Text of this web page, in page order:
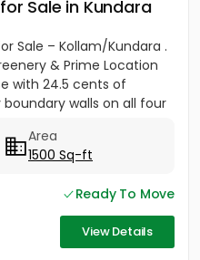
Sale in Kundara
Sale – Kollam/Kundara .
& Prime Location
with 24.5 cents of
walls on all four
Area
1500 Sq-ft
Ready To Move
View Details